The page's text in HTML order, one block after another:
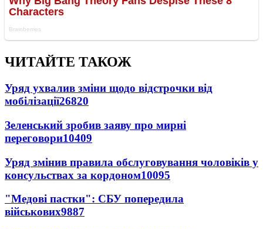
ЧИТАЙТЕ ТАКОЖ
Уряд ухвалив зміни щодо відстрочки від
мобілізації26820
Зеленський зробив заяву про мирні
переговори10409
Уряд змінив правила обслуговування чоловіків у
консульствах за кордоном10095
"Медові пастки": СБУ попередила
військових9887